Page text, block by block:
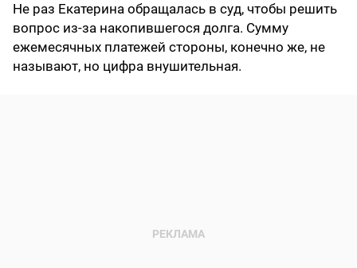
Не раз Екатерина обращалась в суд, чтобы решить
вопрос из-за накопившегося долга. Сумму
ежемесячных платежей стороны, конечно же, не
называют, но цифра внушительная.